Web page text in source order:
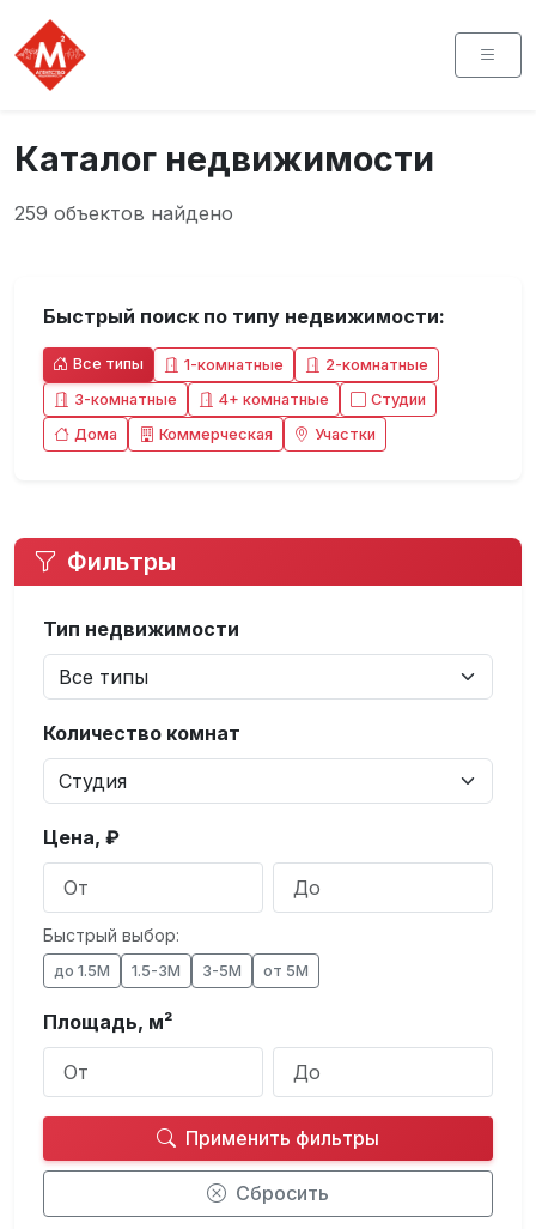
Каталог недвижимости
259 объектов найдено
Быстрый поиск по типу недвижимости:
Все типы 1-комнатные
2-комнатные
3-комнатные
4+ комнатные
Студии
Дома
Коммерческая Участки
Фильтры
Тип недвижимости
Количество комнат
Цена, ₽
Быстрый выбор:
до 1.5М 1.5-3М 3-5М от 5М
Площадь, м²
Применить фильтры
Сбросить